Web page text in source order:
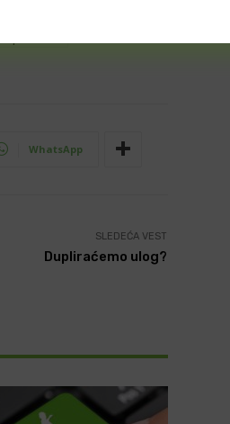
WhatsApp
SLEDEĆA VEST
Dupliraćemo ulog?